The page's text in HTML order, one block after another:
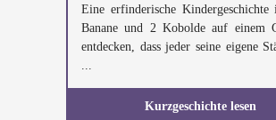
Eine erfinderische
Banane und 2 Kobolde auf einem
entdecken, dass jeder seine eigene
...
Kurzgeschichte lesen